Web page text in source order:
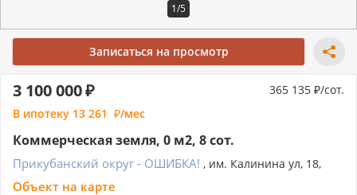
1/5
Записаться на просмотр
Коммерческая земля, 0 м2, 8 сот.
Прикубанский округ - ОШИБКА! , им. Калинина ул, 18,
Объект на карте
3 100 000 365 135
/сот.
В ипотеку 13 261 /мес